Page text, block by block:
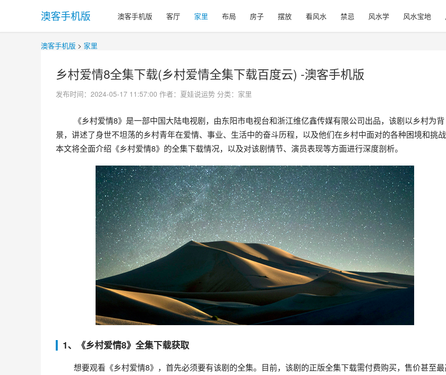
澳客手机版 澳客手机版 客厅 家里 布局 房子 摆放 看风水 禁忌 风水学 风水宝地
澳客手机版 > 家里
乡村爱情8全集下载(乡村爱情全集下载百度云) -澳客手机版
发布时间：2024-05-17 11:57:00 作者：夏娃说运势 分类： 家里
景，讲述了身世不坦荡的乡村青年在爱情、事业、生活中的奋斗历程，以及他们在乡村中面对的各种困境和挑
本文将全面介绍《乡村爱情8》的全集下载情况，以及对该剧情节、演员表现等方面进行深度剖析。
1、《乡村爱情8》全集下载获取